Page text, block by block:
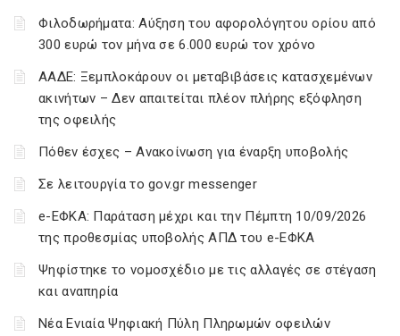
Φιλοδωρήματα: Αύξηση του αφορολόγητου ορίου από
300 ευρώ τον μήνα σε 6.000 ευρώ τον χρόνο
ΑΑΔΕ: Ξεμπλοκάρουν οι μεταβιβάσεις κατασχεμένων
ακινήτων – Δεν απαιτείται πλέον πλήρης εξόφληση
της οφειλής
Πόθεν έσχες – Ανακοίνωση για έναρξη υποβολής
Σε λειτουργία το gov.gr messenger
e-ΕΦΚΑ: Παράταση μέχρι και την Πέμπτη 10/09/2026
της προθεσμίας υποβολής ΑΠΔ του e-ΕΦΚΑ
Ψηφίστηκε το νομοσχέδιο με τις αλλαγές σε στέγαση
και αναπηρία
Νέα Ενιαία Ψηφιακή Πύλη Πληρωμών οφειλών